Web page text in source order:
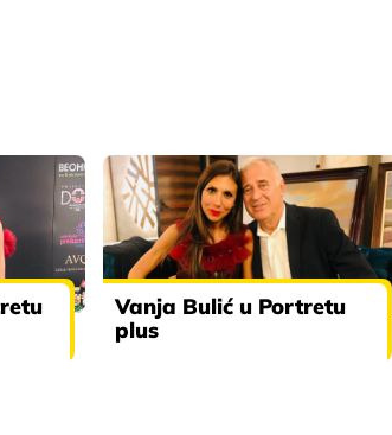
Vanja Bulić u Portretu
plus